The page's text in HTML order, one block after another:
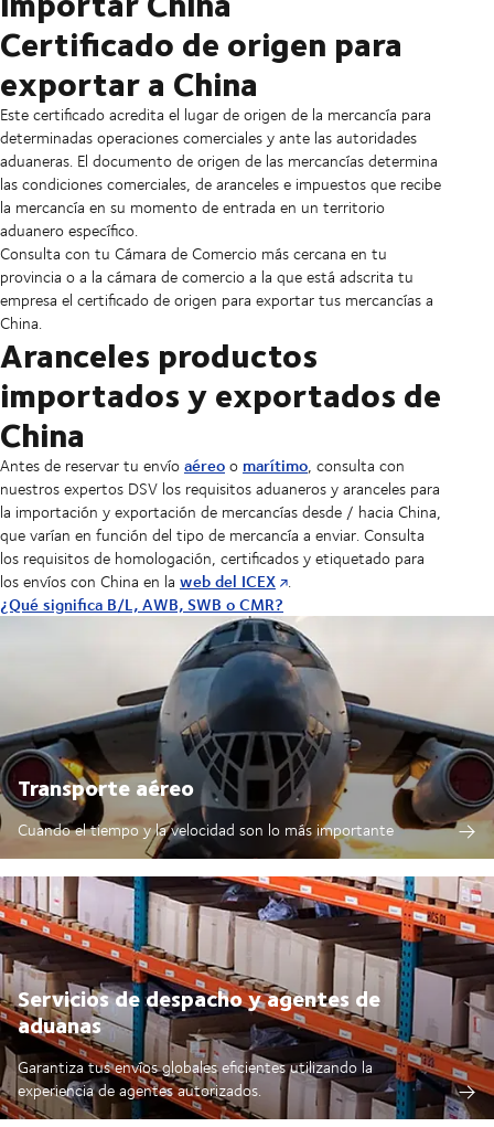
Certificado de origen para
exportar a China
Este certificado acredita el lugar de origen de la mercancía para
determinadas operaciones comerciales y ante las autoridades
aduaneras. El documento de origen de las mercancías determina
las condiciones comerciales, de aranceles e impuestos que recibe
la mercancía en su momento de entrada en un territorio
aduanero específico.
Consulta con tu Cámara de Comercio más cercana en tu
provincia o a la cámara de comercio a la que está adscrita tu
empresa el certificado de origen para exportar tus mercancías a
China.
Aranceles productos
importados y exportados de
China
Antes de reservar tu envíoaéreoo marítimo, consulta con
nuestros expertos DSV los requisitos aduaneros y aranceles para
la importación y exportación de mercancías desde / hacia China,
que varían en función del tipo de mercancía a enviar. Consulta
los requisitos de homologación, certificados y etiquetado para
los envíos con China en la web del ICEX .
¿Qué significa B/L, AWB, SWB o CMR?
Transporte aéreo
Cuando el tiempo y la velocidad son lo más importante
Servicios de despacho y agentes de
aduanas
Garantiza tus envíos globales eficientes utilizando la
experiencia de agentes autorizados.